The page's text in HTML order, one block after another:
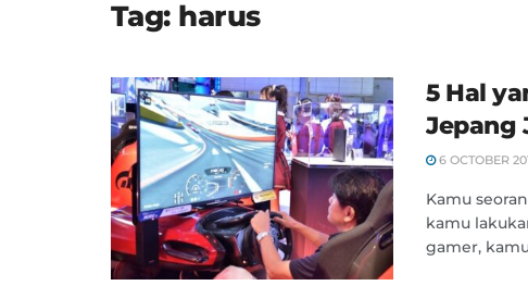
Tag: harus
5 Hal
Jepang
6 OCTOBER
Kamu
kamu
gamer,